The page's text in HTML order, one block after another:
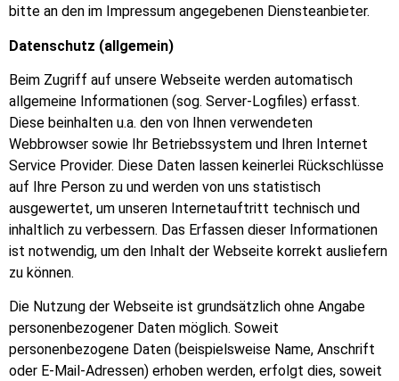
bitte an den im Impressum angegebenen Diensteanbieter.
Datenschutz (allgemein)
Beim Zugriff auf unsere Webseite werden automatisch
allgemeine Informationen (sog. Server-Logfiles) erfasst.
Diese beinhalten u.a. den von Ihnen verwendeten
Webbrowser sowie Ihr Betriebssystem und Ihren Internet
Service Provider. Diese Daten lassen keinerlei Rückschlüsse
auf Ihre Person zu und werden von uns statistisch
ausgewertet, um unseren Internetauftritt technisch und
inhaltlich zu verbessern. Das Erfassen dieser Informationen
ist notwendig, um den Inhalt der Webseite korrekt ausliefern
zu können.
Die Nutzung der Webseite ist grundsätzlich ohne Angabe
personenbezogener Daten möglich. Soweit
personenbezogene Daten (beispielsweise Name, Anschrift
oder E-Mail-Adressen) erhoben werden, erfolgt dies, soweit